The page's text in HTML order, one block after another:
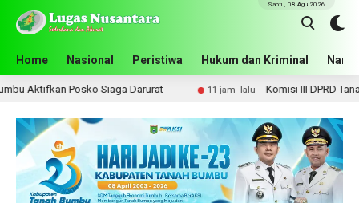
Home Nasional Peristiwa Hukum dan Kriminal
Sabtu, 08 Agu 2026
Aktifkan Posko Siaga Darurat 11 jam lalu Komisi III DPRD Tanah